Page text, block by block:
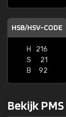
HSB/HSV-CODE
H
216
S
21
B
92
Bekijk